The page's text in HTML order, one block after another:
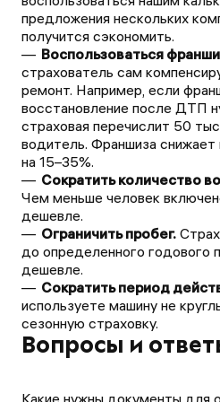
предложения нескольких
получится сэкономить.
Воспользоваться
страхователь сам
ремонт. Например, если
восстановление после ДТП
страховая перечислит 50
водитель. Франшиза
на 15–35%.
Сократить количество
Чем меньше человек
дешевле.
Ограничить пробег.
до определенного годового
дешевле.
Сократить период
используете машину не
сезонную страховку.
Вопросы и
Какие нужны документы для